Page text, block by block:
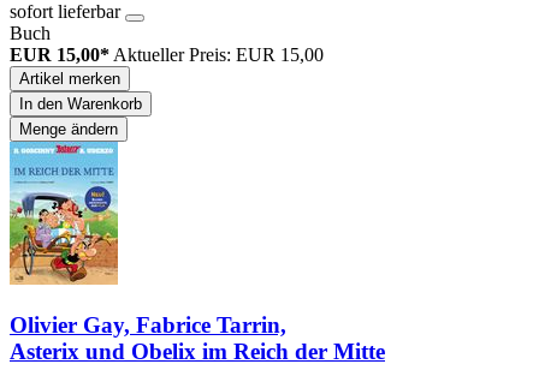
sofort lieferbar
Buch
EUR 15,00* Aktueller Preis: EUR 15,00
Artikel merken
In den Warenkorb
Menge ändern
Olivier Gay, Fabrice Tarrin,
Asterix und Obelix im Reich der Mitte